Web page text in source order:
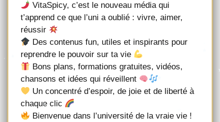
VitaSpicy, c’est le nouveau média qui
t’apprend ce que l’uni a oublié : vivre, aimer,
réussir
Des contenus fun, utiles et inspirants pour
reprendre le pouvoir sur ta vie
Bons plans, formations gratuites, vidéos,
chansons et idées qui réveillent
Un concentré d’espoir, de joie et de liberté à
chaque clic
Bienvenue dans l’université de la vraie vie !